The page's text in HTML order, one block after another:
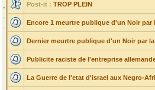
Post-it : TROP PLEIN
Encore 1 meurtre publique d'un Noir par
Dernier meurtre publique d'un Noir par
Publicite raciste de l'entreprise
La Guerre de l'etat d'israel aux Negro-